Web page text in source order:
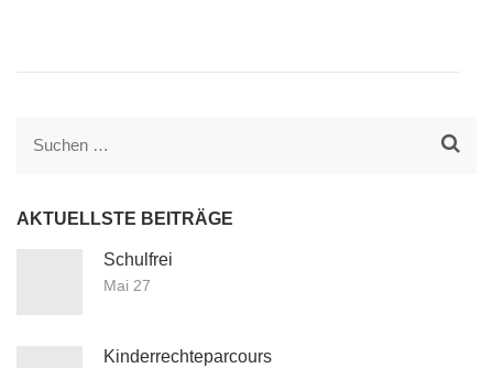
Suchen
AKTUELLSTE BEITRÄGE
Schulfrei
Mai 27
Kinderrechteparcours